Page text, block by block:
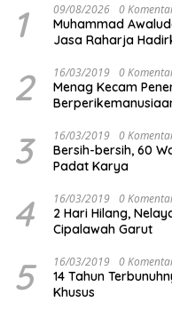
1 09/08/2026 0
Muhammad
Jasa Raharja
2 16/03/2019 0
Menag Kecam
3 16/03/2019 0
Bersih-bersih, 60
Padat Karya
4 16/03/2019 0
2 Hari Hilang,
Cipalawah Garut
5 16/03/2019 0
14 Tahun
Khusus